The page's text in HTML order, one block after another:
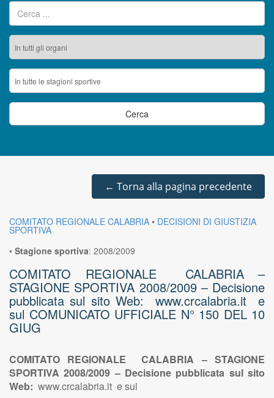
Ricerca per:
← Torna alla pagina precedente
COMITATO REGIONALE CALABRIA • DECISIONI DI GIUSTIZIA
SPORTIVA
• Stagione sportiva: 2008/2009
COMITATO REGIONALE CALABRIA –
STAGIONE SPORTIVA 2008/2009 – Decisione
pubblicata sul sito Web: www.crcalabria.it e
sul COMUNICATO UFFICIALE N° 150 DEL 10
GIUG
COMITATO REGIONALE CALABRIA – STAGIONE
SPORTIVA 2008/2009 – Decisione pubblicata sul sito
Web: www.crcalabria.it e sul